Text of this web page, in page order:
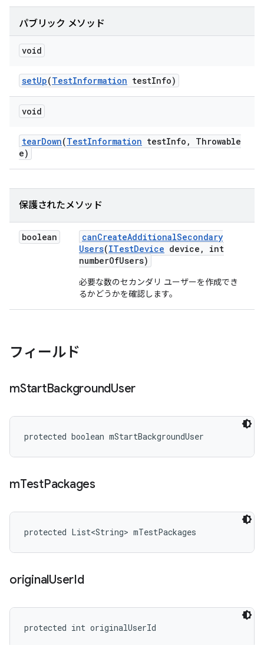
パブリック メソッド
void
setUp(TestInformation testInfo)
void
tearDown(TestInformation testInfo ,
Throwable
e)
保護されたメソッド
boolean canCreateAdditionalSecondary
Users(ITestDevice device ,
int
numberOfUsers)
必要な数のセカンダリ ユーザーを作成でき
るかどうかを確認します。
フィールド
mStartBackgroundUser
protected boolean mStartBackgroundUser
mTestPackages
protected List<String> mTestPackages
originalUserId
protected int originalUserId